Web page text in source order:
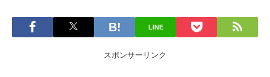
LINE
スポンサーリンク